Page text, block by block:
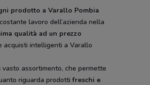
prodotto a Varallo Pombia
lavoro dell’azienda nella
qualità ad un prezzo
acquisti intelligenti a Varallo
vasto assortimento, che permette
riguarda prodottifreschi e